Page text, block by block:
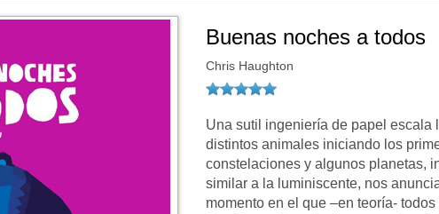
Buenas noches a todos
Chris Haughton
Una sutil ingeniería de papel escala
distintos animales iniciando los
constelaciones y algunos planetas,
similar a la luminiscente, nos
momento en el que –en teoría-